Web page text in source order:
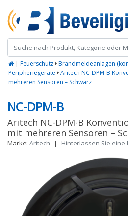
| Feuerschutz Brandmeldeanlagen
Peripheriegeräte
Aritech NC-DPM-B
mehreren Sensoren – Schwarz
NC-DPM-B
Aritech NC-DPM-B
mit mehreren Sensoren –
Marke: Aritech | Hinterlassen Sie eine